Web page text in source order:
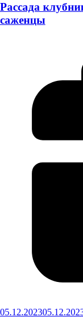
Рассада
саженцы
05.12.2023